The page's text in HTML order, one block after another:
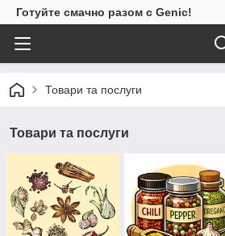
Готуйте смачно разом с Genic!
Товари та послуги
Товари та послуги